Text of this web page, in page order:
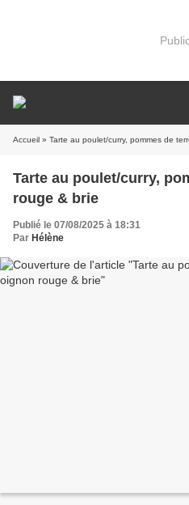
Accueil » Tarte au poulet/curry, pommes de
Tarte au poulet/curry,
rouge & brie
Publié le 07/08/2025 à 18:31
Par Hélène